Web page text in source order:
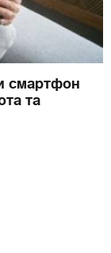
смартфон
та